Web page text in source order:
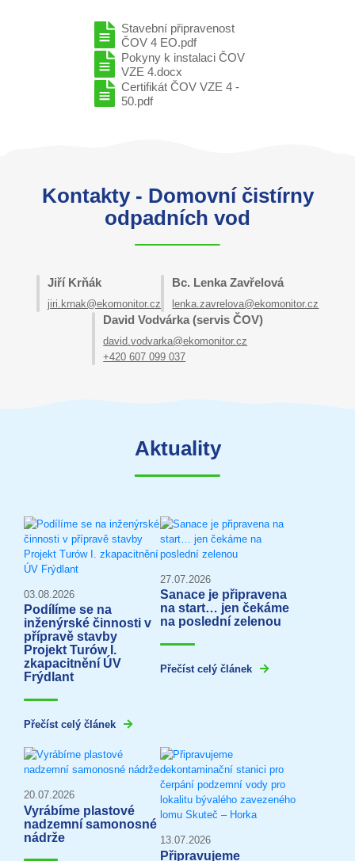
Stavební připravenost
ČOV 4 EO.pdf
Pokyny k instalaci ČOV
VZE 4.docx
Certifikát ČOV VZE 4 -
50.pdf
Kontakty - Domovní čistírny
odpadních vod
Jiří Krňák
jiri.krnak@ekomonitor.cz
Bc. Lenka Zavřelová
lenka.zavrelova@ekomonitor.cz
David Vodvárka (servis ČOV)
david.vodvarka@ekomonitor.cz
+420 607 099 037
Aktuality
03.08.2026
Podílíme se na
inženýrské činnosti v
přípravě stavby
Projekt Turów I.
zkapacitnění ÚV
Frýdlant
Přečíst celý článek
27.07.2026
Sanace je připravena
na start… jen čekáme
na poslední zelenou
Přečíst celý článek
20.07.2026
Vyrábíme plastové
nadzemní samonosné
nádrže
13.07.2026
Připravujeme